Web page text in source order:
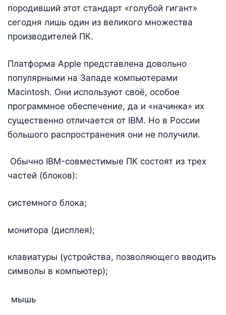
породивший этот стандарт «голубой гигант»
сегодня лишь один из великого множества
производителей ПК.
Платформа Apple представлена довольно
популярными на Западе компьютерами
Macintosh. Они используют своё, особое
программное обеспечение, да и «начинка» их
существенно отличается от IBM. Но в России
большого распространения они не получили.
Обычно IBM-совместимые ПК состоят из трех
частей (блоков):
системного блока;
монитора (дисплея);
клавиатуры (устройства, позволяющего вводить
символы в компьютер);
мышь